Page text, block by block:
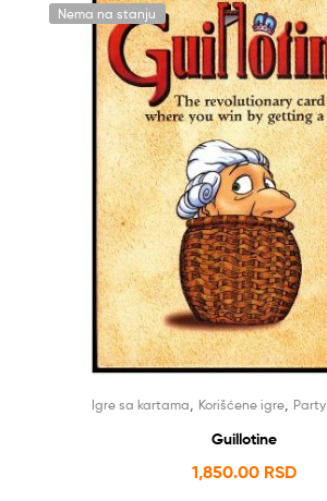
Nema na stanju
Igre sa kartama Korišćene igre Party
Guillotine
1,850.00 RSD